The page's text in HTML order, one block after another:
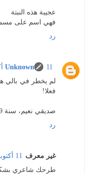
عجيبة هذه النبتة
فهي اسم على
رد
Unknown
11 أكتوبر 2008 في 6:31 م
لم يخطر في بالي
فعلا!
صديقي نعيم، سنة 2019 سيكون الشيب ملء رؤوسنا.
رد
غير معرف 11 أكتوبر 2008 في 9:15 م
طرحك شاعري